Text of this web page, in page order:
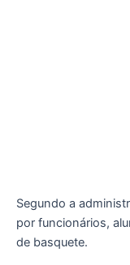
Segundo a
por funcionários,
de basquete.